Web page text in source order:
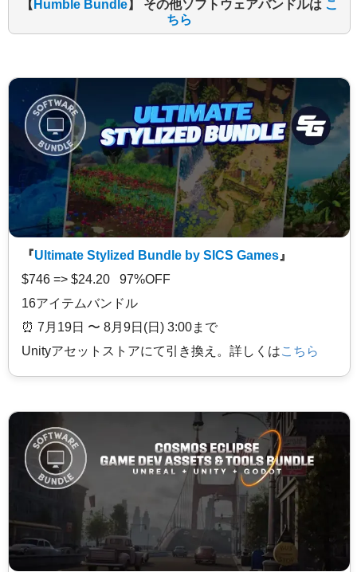
【 Humble Bundle】 その他ソフトウェアバンドルは こ
ちら
『Ultimate Stylized Bundle by SICS Games 』
$746 => $24.20 97%OFF
16アイテムバンドル
⏰️ 7月19日 〜 8月9日(日) 3:00まで
Unityアセットストアにて引き換え。詳しくはこちら